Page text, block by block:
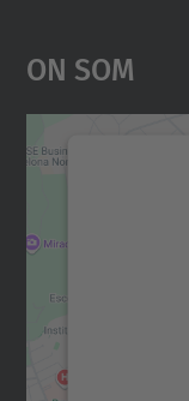
On Som